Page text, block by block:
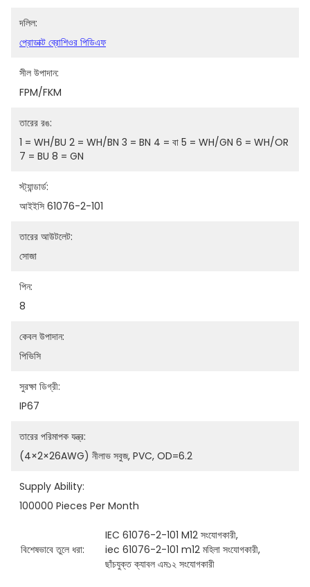
দলিল:
প্রোডাক্ট ব্রোশিওর পিডিএফ
সীল উপাদান:
FPM/FKM
তারের রঙ:
1 = WH/BU 2 = WH/BN 3 = BN 4 = বা 5 = WH/GN 6 = WH/OR
7 = BU 8 = GN
স্ট্যান্ডার্ড:
আইইসি 61076-2-101
তারের আউটলেট:
সোজা
পিন:
8
কেবল উপাদান:
পিভিসি
সুরক্ষা ডিগ্রী:
IP67
তারের পরিমাপক যন্ত্র:
(4×2×26AWG) নীলাভ সবুজ, PVC, OD=6.2
Supply Ability:
100000 Pieces Per Month
বিশেষভাবে তুলে ধরা:
IEC 61076-2-101 M12 সংযোগকারী,
iec 61076-2-101 m12 মহিলা সংযোগকারী,
ছাঁচযুক্ত ক্যাবল এম১২ সংযোগকারী